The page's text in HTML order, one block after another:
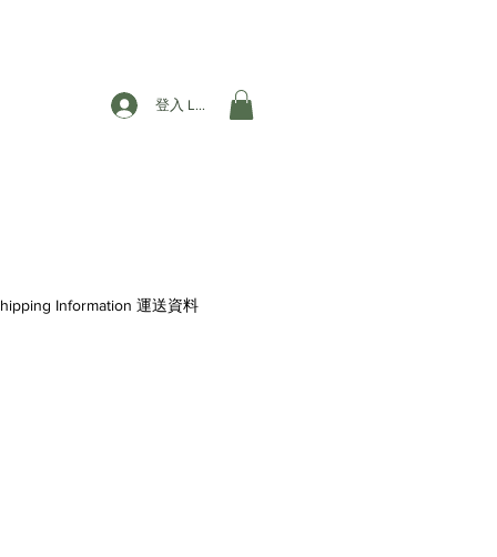
登入 Login
Information 運送資料